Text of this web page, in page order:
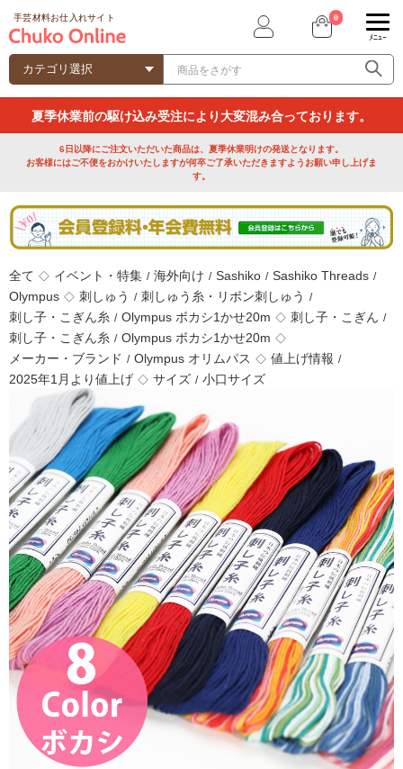
夏季休業前の駆け込み受注により大変混み合っております。
6日以降にご注文いただいた商品は、夏季休業明けの発送となります。
お客様にはご不便をおかけいたしますが何卒ご了承いただきますようお願い申し上げま
す。
全て ◇ イベント・特集 / 海外向け / Sashiko / Sashiko Threads /
Olympus ◇ 刺しゅう / 刺しゅう糸・リボン刺しゅう /
刺し子・こぎん糸 / Olympus ボカシ1かせ20m ◇ 刺し子・こぎん /
刺し子・こぎん糸 / Olympus ボカシ1かせ20m ◇
メーカー・ブランド / Olympus オリムパス ◇ 値上げ情報 /
2025年1月より値上げ ◇ サイズ / 小口サイズ
手芸材料お仕入れサイト 0
ﾒﾆｭｰ